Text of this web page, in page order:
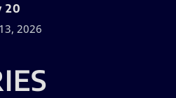
20
2026